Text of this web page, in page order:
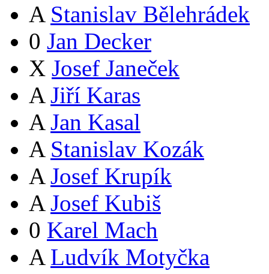
A Stanislav Bělehrádek
0 Jan Decker
X Josef Janeček
A Jiří Karas
A Jan Kasal
A Stanislav Kozák
A Josef Krupík
A Josef Kubiš
0 Karel Mach
A Ludvík Motyčka